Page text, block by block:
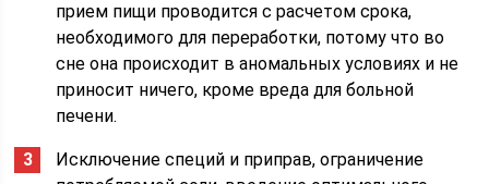
прием пищи проводится с расчетом срока,
необходимого для переработки, потому что во
сне она происходит в аномальных условиях и не
приносит ничего, кроме вреда для больной
печени.
Исключение специй и приправ, ограничение